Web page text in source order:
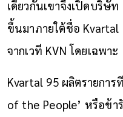
เดียวกันเขาจึงเปิดบริษั
ขึ้นมาภายใต้ชื่อ Kvartal
จากเวที KVN โดยเฉพาะ
Kvartal 95 ผลิตรายการ
of the People’ หรือข้